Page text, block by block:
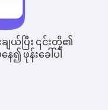
ယ်ပြီး ၎င်းတို့၏
ဖုန်းခေါ်ပါ